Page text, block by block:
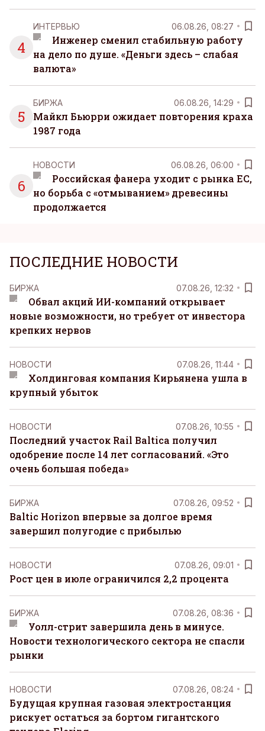
4
ИНТЕРВЬЮ 06.08.26, 08:27
Инженер сменил стабильную работу
на дело по душе. «Деньги здесь – слабая
валюта»
5
БИРЖА 06.08.26, 14:29
Майкл Бьюрри ожидает повторения краха
1987 года
6
НОВОСТИ 06.08.26, 06:00
Российская фанера уходит с рынка ЕС,
но борьба с «отмыванием» древесины
продолжается
ПОСЛЕДНИЕ НОВОСТИ
БИРЖА 07.08.26, 12:32
Обвал акций ИИ-компаний открывает
новые возможности, но требует от инвестора
крепких нервов
НОВОСТИ 07.08.26, 11:44
Холдинговая компания Кирьянена ушла в
крупный убыток
НОВОСТИ 07.08.26, 10:55
Последний участок Rail Baltica получил
одобрение после 14 лет согласований. «Это
очень большая победа»
БИРЖА 07.08.26, 09:52
Baltic Horizon впервые за долгое время
завершил полугодие с прибылью
НОВОСТИ 07.08.26, 09:01
Рост цен в июле ограничился 2,2 процента
БИРЖА 07.08.26, 08:36
Уолл-стрит завершила день в минусе.
Новости технологического сектора не спасли
рынки
НОВОСТИ 07.08.26, 08:24
Будущая крупная газовая электростанция
рискует остаться за бортом гигантского